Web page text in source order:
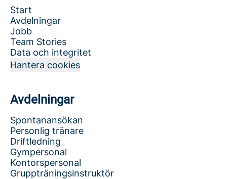
Start
Avdelningar
Jobb
Team Stories
Data och integritet
Hantera cookies
Avdelningar
Spontanansökan
Personlig tränare
Driftledning
Gympersonal
Kontorspersonal
Gruppträningsinstruktör